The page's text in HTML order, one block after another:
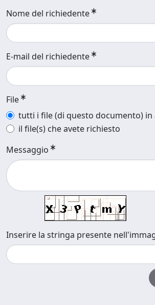
Nome del richiedente
E-mail del richiedente
File
tutti i file (di questo documento)
il file(s) che avete richiesto
Messaggio
Inserire la stringa presente